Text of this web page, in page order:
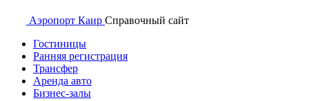
Аэропорт Каир Справочный сайт
Гостиницы
Ранняя регистрация
Трансфер
Аренда авто
Бизнес-залы